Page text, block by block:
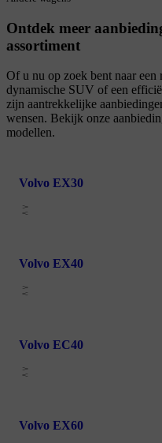
Ontdek meer
assortiment
Of u nu op zoek bent naar een
dynamische SUV of een
zijn aantrekkelijke
wensen. Bekijk onze
modellen.
Volvo EX30
Volvo EX40
Volvo EC40
Volvo EX60